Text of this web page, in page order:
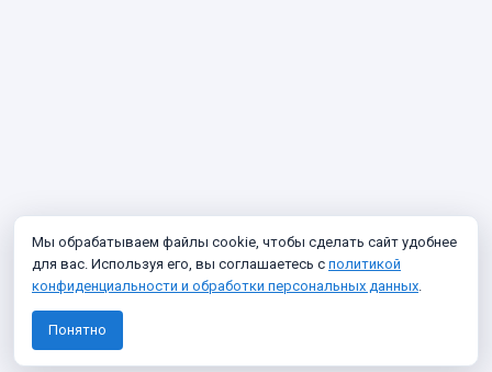
Мы обрабатываем файлы cookie, чтобы сделать сайт удобнее
для вас. Используя его, вы соглашаетесь с политикой
конфиденциальности и обработки персональных данных.
Понятно